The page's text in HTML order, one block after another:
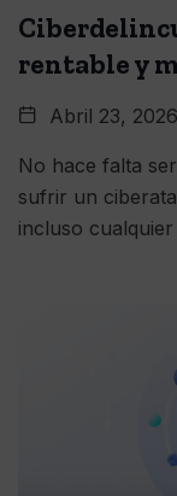
rentable y
Abril 23, 2026
No hace falta
sufrir un
incluso